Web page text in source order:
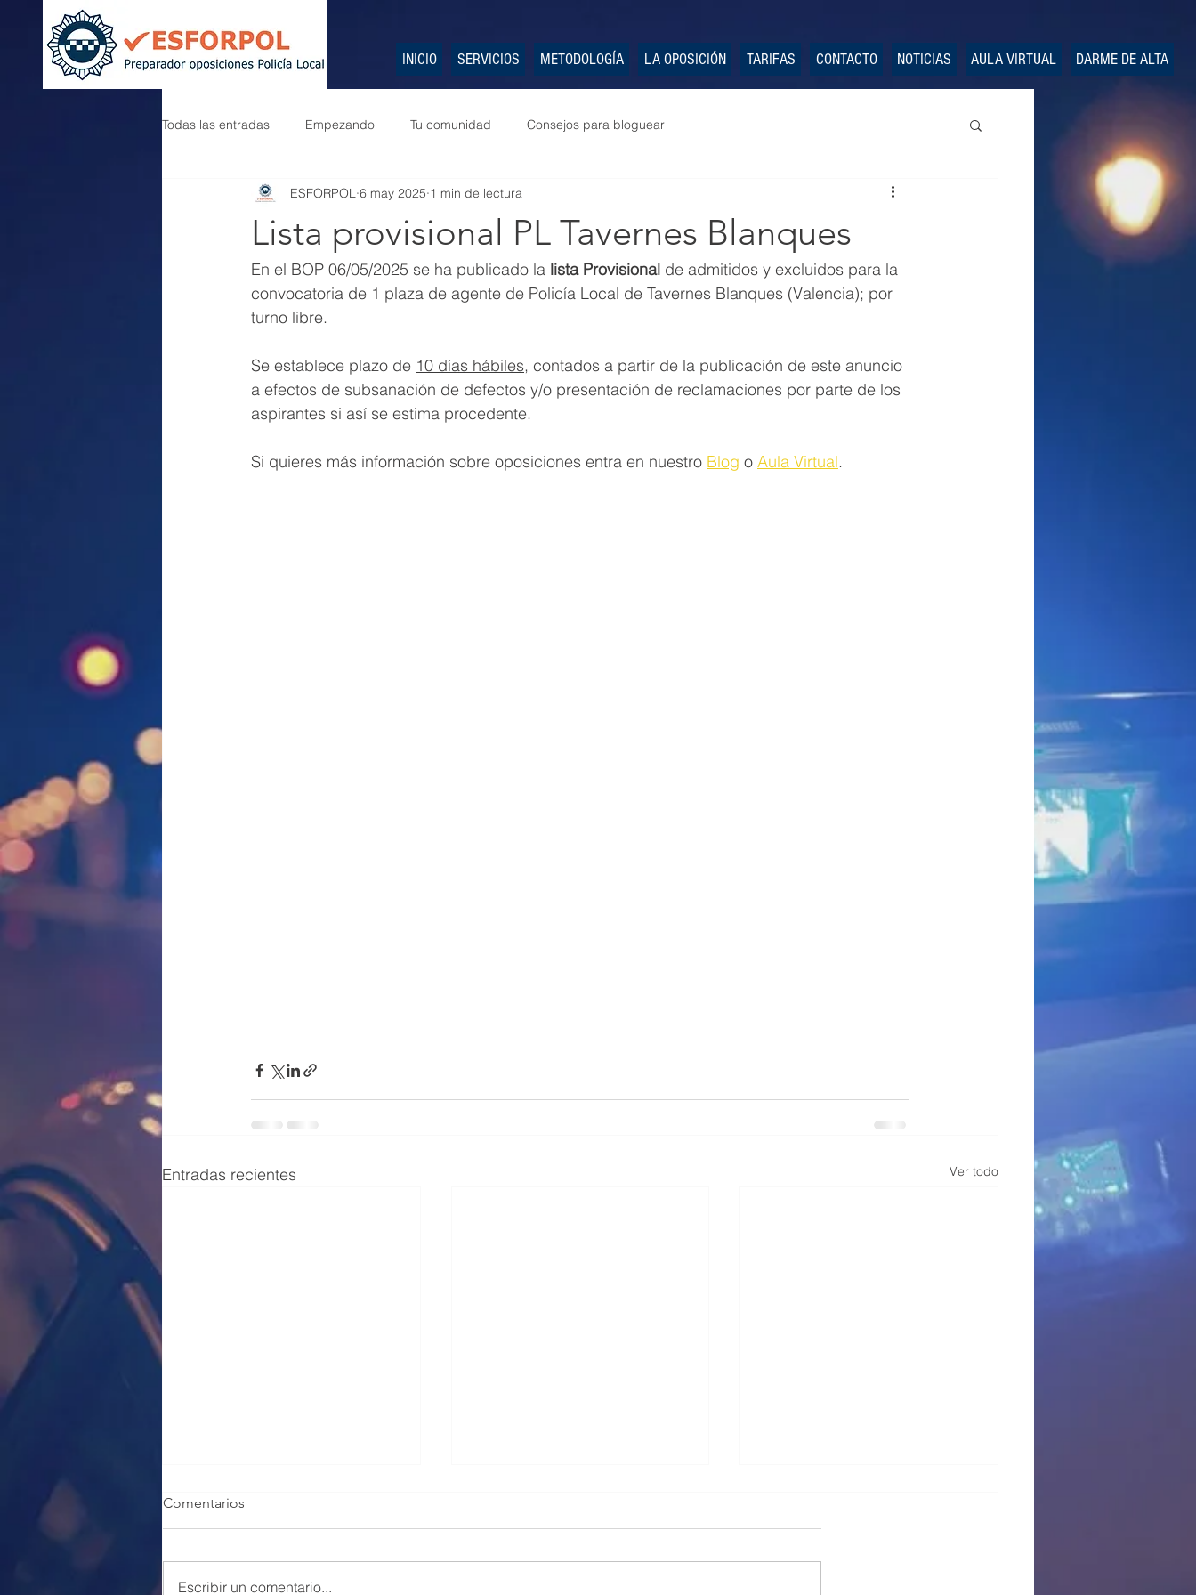
INICIO SERVICIOS METODOLOGÍA LA OPOSICIÓN TARIFAS CONTACTO NOTICIAS AULA VIRTUAL DARME DE ALTA
Todas las entradas Empezando Tu comunidad Consejos para bloguear
Lista provisional PL Tavernes Blanques
ESFORPOL 6 may 2025 1 min de lectura
En el BOP 06/05/2025 se ha publicado la lista Provisional de admitidos y excluidos para la
convocatoria de 1 plaza de agente de Policía Local de Tavernes Blanques (Valencia); por
turno libre.
Se establece plazo de 10 días hábiles, contados a partir de la publicación de este anuncio
a efectos de subsanación de defectos y/o presentación de reclamaciones por parte de los
aspirantes si así se estima procedente.
Si quieres más información sobre oposiciones entra en nuestro Blog o Aula Virtual.
Entradas recientes Ver todo
Comentarios
Escribir un comentario...